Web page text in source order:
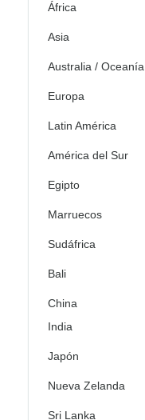
África
Asia
Australia / Oceanía
Europa
Latin América
América del Sur
Egipto
Marruecos
Sudáfrica
Bali
China
India
Japón
Nueva Zelanda
Sri Lanka